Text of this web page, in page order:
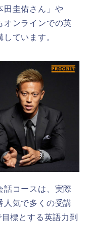
田圭佑さん」や
オンラインでの英
ています。
話コースは、実際
人気で多くの受講
標とする英語力到